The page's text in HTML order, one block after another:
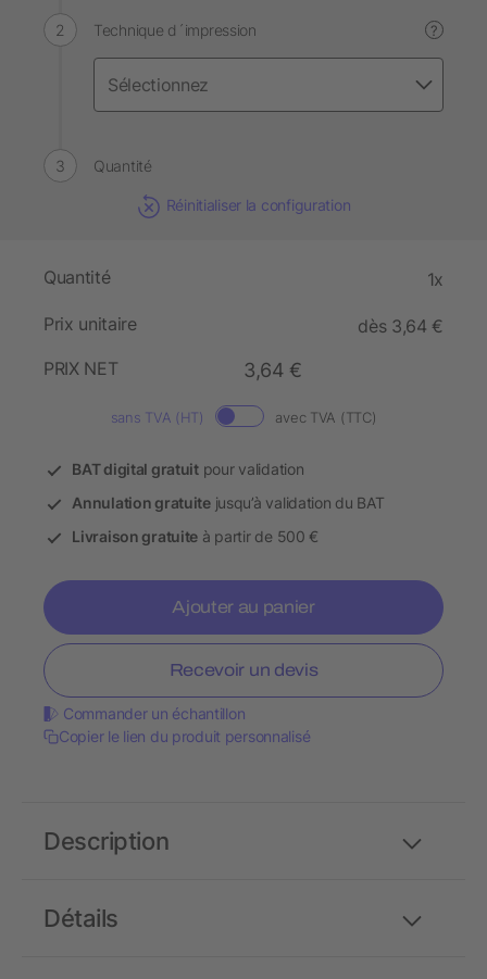
Technique d´impression ?
Quantité
Réinitialiser la configuration
Quantité 1x
Prix unitaire
dès 3,64 €
PRIX NET
3,64 €
sans TVA (HT) avec TVA (TTC)
BAT digital gratuitpour validation
Annulation gratuitejusqu’à validation du BAT
Livraison gratuite à partir de 500 €
Ajouter au panier
Recevoir un devis
Commander un échantillon
Copier le lien du produit personnalisé
Détails
Description